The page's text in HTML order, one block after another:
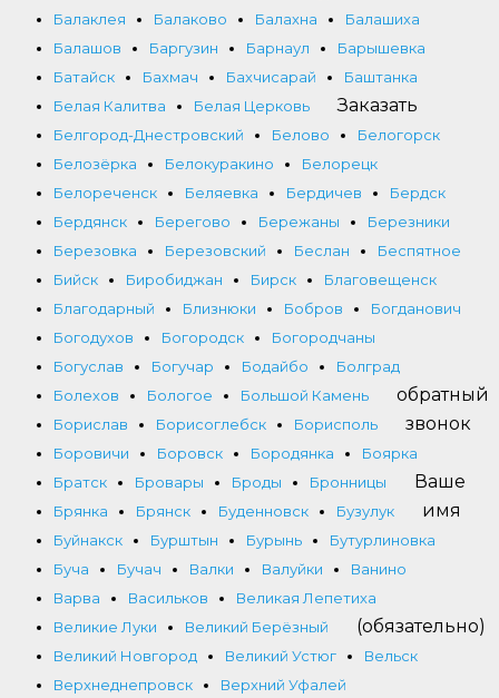
Балаклея
Балаково Балахна
Балашиха
Балашов
Баргузин Барнаул
Барышевка
Батайск
Бахмач Бахчисарай
Баштанка
Белая Калитва
Белая Церковь
Белгород-Днестровский
Белово
Белогорск
Белозёрка
Белокуракино
Белорецк
Белореченск
Беляевка Бердичев
Бердск
Бердянск
Берегово Бережаны
Березники
Березовка
Березовский Беслан
Беспятное
Бийск
Биробиджан Бирск
Благовещенск
Благодарный
Близнюки Бобров
Богданович
Богодухов
Богородск
Богородчаны
Богуслав
Богучар Бодайбо
Болград
Болехов
Бологое
Большой Камень
Борислав
Борисоглебск
Борисполь
Боровичи
Боровск Бородянка
Боярка
Братск
Бровары Броды
Бронницы
Брянка
Брянск Буденновск
Бузулук
Буйнакск
Бурштын Бурынь
Бутурлиновка
Буча
Бучач Валки Валуйки
Ванино
Варва
Васильков
Великая Лепетиха
Великие Луки
Великий Берёзный
Великий Новгород
Великий Устюг
Вельск
Верхнеднепровск
Верхний Уфалей
Заказать
обратный
звонок
Ваше
имя
(обязательно)